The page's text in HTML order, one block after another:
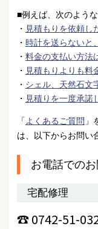
■例えば、次のよう
・ 見積もりを依頼し
・ 時計を送らないと
・ 料金の支払い方法
・ 見積もりよりも料
・ シェル、天然石文
・ 見積りを一度承諾
「 よくあるご質問 」
は、以下からお問い
お電話での
宅配修理
☎ 0742-51-